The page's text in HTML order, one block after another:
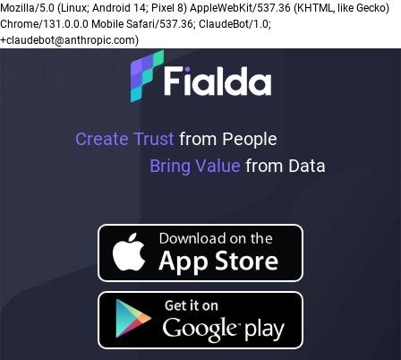
Create Trust from People
Bring Value from Data
Mozilla/5.0 (Linux; Android 14; Pixel 8) AppleWebKit/537.36 (KHTML, like Gecko)
Chrome/131.0.0.0 Mobile Safari/537.36; ClaudeBot/1.0;
+claudebot@anthropic.com)